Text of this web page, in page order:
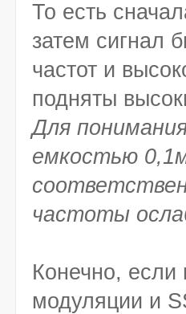
То есть
затем сигнал
частот и
подняты
Для
емкостью
частоты
Конечно,
модуляции и